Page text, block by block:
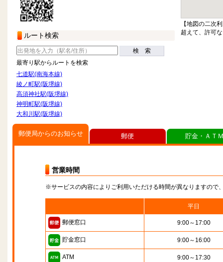
ルート検索
検 索
最寄り駅からルートを検索
七道駅(南海本線)
綾ノ町駅(阪堺線)
高須神社駅(阪堺線)
神明町駅(阪堺線)
大和川駅(阪堺線)
【地図の二次
超えて、許可
郵便局からのお知らせ
営業時間
※サービスの内容によりご利用いただける時間が異なりますので
平日
郵便窓口 9:00～17:00
貯金窓口 9:00～16:00
ATM 9:00～17:30
郵便 貯金・ＡＴ